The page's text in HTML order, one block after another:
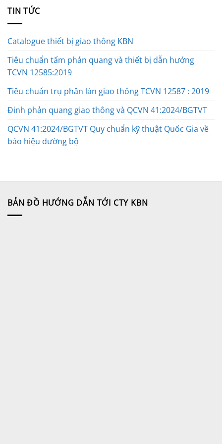
TIN TỨC
Catalogue thiết bị giao thông KBN
Tiêu chuẩn tấm phản quang và thiết bị dẫn hướng
TCVN 12585:2019
Tiêu chuẩn trụ phân làn giao thông TCVN 12587 : 2019
Đinh phản quang giao thông và QCVN 41:2024/BGTVT
QCVN 41:2024/BGTVT Quy chuẩn kỹ thuật Quốc Gia về
báo hiệu đường bộ
BẢN ĐỒ HƯỚNG DẪN TỚI CTY KBN